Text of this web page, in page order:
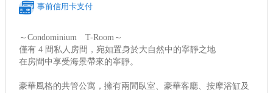
事前信用卡支付
～Condominium T-Room～
僅有 4 間私人房間，宛如置身於大自然中的寧靜之地
在房間中享受海景帶來的寧靜。
豪華風格的共管公寓，擁有兩間臥室、豪華客廳、按摩浴缸及